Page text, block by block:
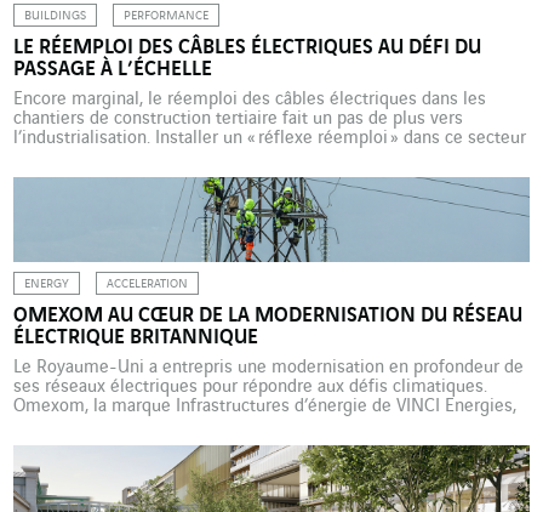
BUILDINGS PERFORMANCE
LE RÉEMPLOI DES CÂBLES ÉLECTRIQUES AU DÉFI DU
PASSAGE À L’ÉCHELLE
Encore marginal, le réemploi des câbles électriques dans les
chantiers de construction tertiaire fait un pas de plus vers
l’industrialisation. Installer un « réflexe réemploi » dans ce secteur
développé par Cegelec Nord Grands Projets sous la marque
Circable. Ils sont aussi sûrs et performants que des neufs, […]
ENERGY ACCELERATION
OMEXOM AU CŒUR DE LA MODERNISATION DU RÉSEAU
ÉLECTRIQUE BRITANNIQUE
Le Royaume-Uni a entrepris une modernisation en profondeur de
ses réseaux électriques pour répondre aux défis climatiques.
Omexom, la marque Infrastructures d’énergie de VINCI Energies,
majeurs en Ecosse et en Angleterre. Le Royaume-Uni s’est
engagé depuis deux ans dans une transformation majeure de son
[…]